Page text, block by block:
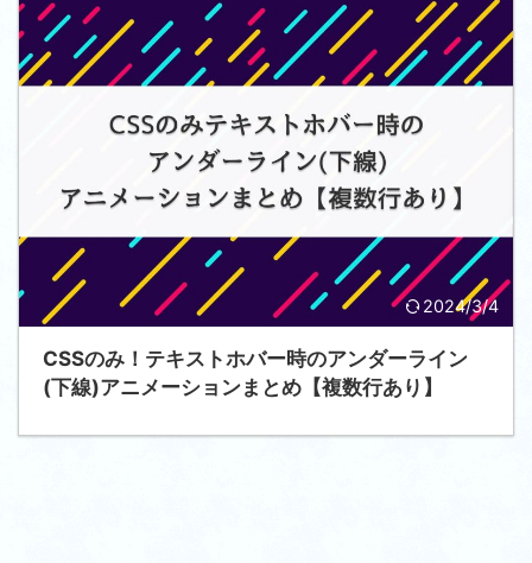
2024/3/4
CSSのみ！テキストホバー時のアンダーライン
(下線)アニメーションまとめ【複数行あり】